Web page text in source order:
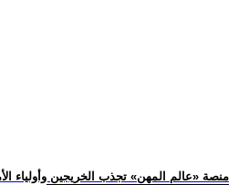
.. منصة «عالم المهن» تجذب الخريجين وأولياء